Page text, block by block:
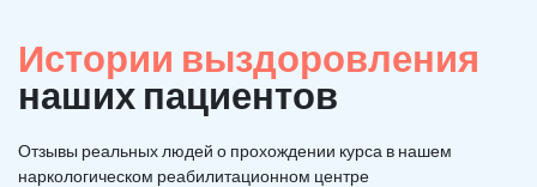
Истории выздоровления
наших пациентов
Отзывы реальных людей о прохождении курса в нашем
наркологическом реабилитационном центре